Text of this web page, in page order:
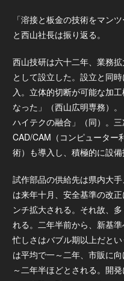
「溶接と板金の技術をマン
と西山社長は振り返る。
西山技研は六十二年、業務
として設立した。設立と同
入。立体的切断が可能な加
なった」（西山広明専務）
ハイテクの融合」（同）。三
CAD/CAM（コンピューター
術）も導入し、積極的に設備
試作部品の供給先は県内大
は来年十月、安全基準の改
ンチ拡大される。それ故、
れる。二年半前から、新基準
忙しさはバブル期以上だと
は平均で一～二年、市販に
～二年半ほどとされる。開